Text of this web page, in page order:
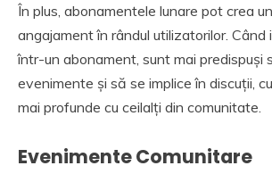
În plus, abonamentele lunare pot crea
angajament în rândul utilizatorilor.
într-un abonament, sunt mai predispuși
evenimente și să se implice în discuții,
mai profunde cu ceilalți din comunitate.
Evenimente Comunitare